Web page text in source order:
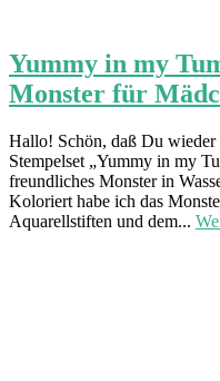
Yummy in my
Monster für
Hallo! Schön, daß Du wieder
Stempelset „Yummy in my
freundliches Monster in
Koloriert habe ich das
Aquarellstiften und dem...